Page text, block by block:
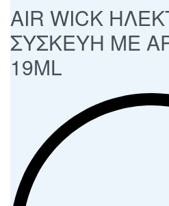
AIR WICK
ΣΥΣΚΕΥΗ ME
19ML